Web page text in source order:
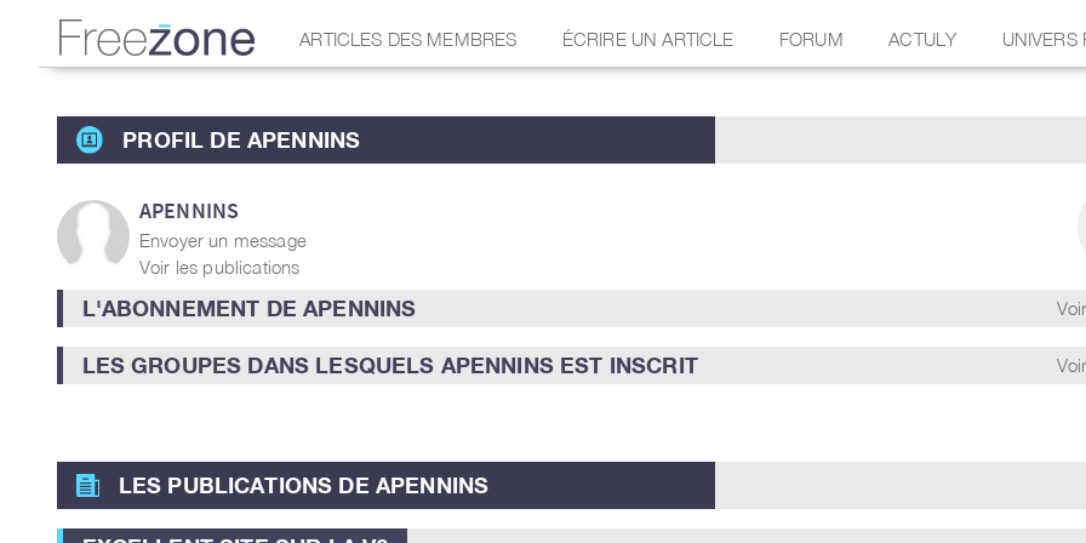
ARTICLES DES MEMBRES ÉCRIRE UN ARTICLE FORUM ACTULY UNIVERS
PROFIL DE APENNINS
APENNINS
Envoyer un message
Voir les publications
L'ABONNEMENT DE APENNINS
LES GROUPES DANS LESQUELS APENNINS EST INSCRIT
LES PUBLICATIONS DE APENNINS